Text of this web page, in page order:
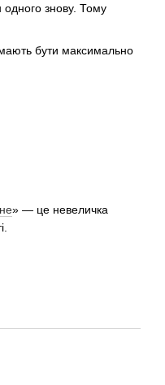
одного знову. Тому
бути максимально
» — це невеличка